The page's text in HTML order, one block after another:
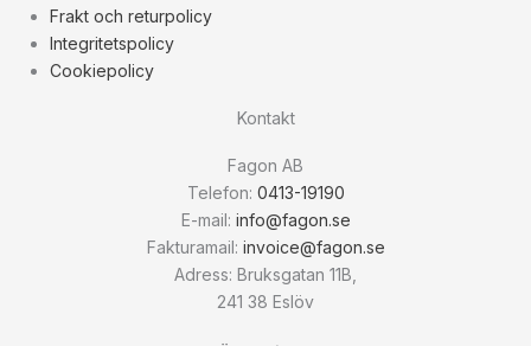
Frakt och returpolicy
Integritetspolicy
Cookiepolicy
Kontakt
Fagon AB
Telefon: 0413-19190
E-mail: info@fagon.se
Fakturamail: invoice@fagon.se
Adress: Bruksgatan 11B,
241 38 Eslöv